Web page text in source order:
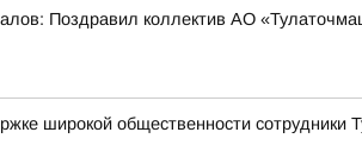
Поздравил коллектив АО
широкой общественности